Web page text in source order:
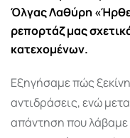
Όλγας Λαθύρη
ρεπορτάζ μας
κατεχομένων.
Εξηγήσαμε πώς
αντιδράσεις, ενώ
απάντηση που λάβαμε